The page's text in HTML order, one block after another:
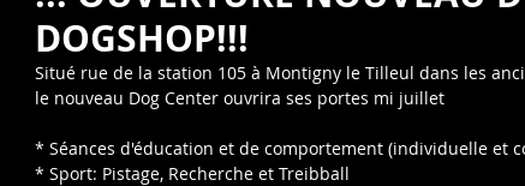
Services et Activités Balade
DOGSHOP!!!
Situé rue de la station 105 à Montigny le Tilleul dans les
le nouveau Dog Center ouvrira ses portes mi juillet
* Séances d'éducation et de comportement (individuelle et
* Sport: Pistage, Recherche et Treibball